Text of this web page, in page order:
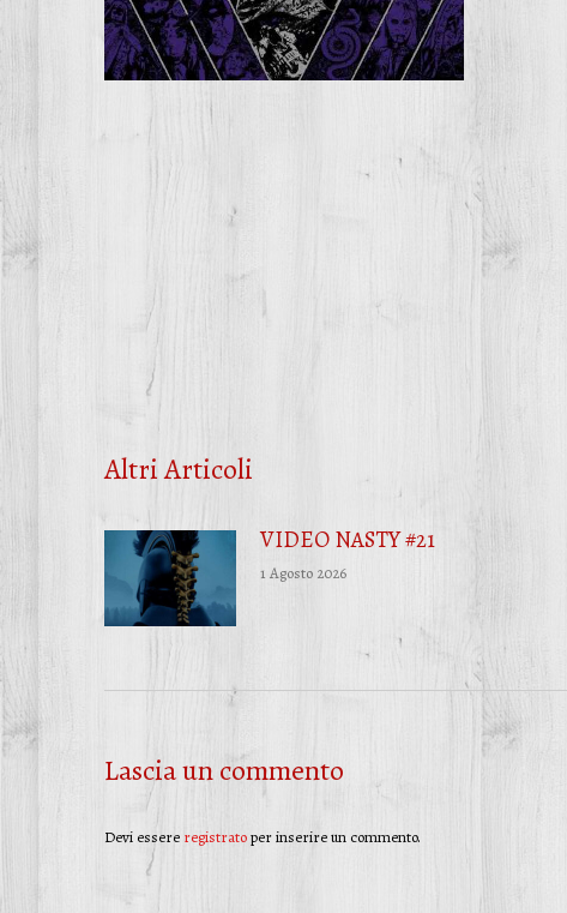
Altri Articoli
VIDEO NASTY #21
1 Agosto 2026
Lascia un commento
Devi essere registratoper inserire un commento.